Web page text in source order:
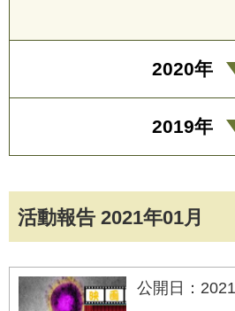
活動報告 2021年01月
公開日：
2020年
2019年